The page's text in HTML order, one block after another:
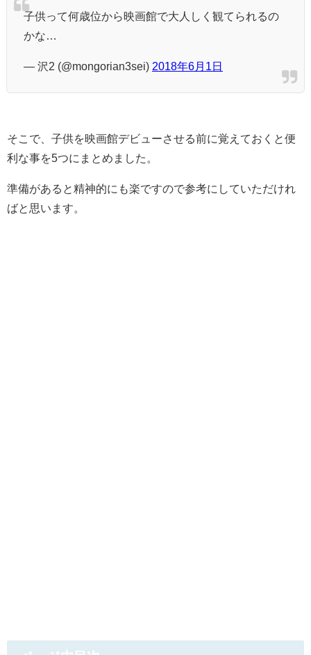
子供って何歳位から映画館で大人しく観てられるの
かな…
— 沢2 (@mongorian3sei) 2018年6月1日
そこで、子供を映画館デビューさせる前に覚えておくと便
利な事を5つにまとめました。
準備があると精神的にも楽ですので参考にしていただけれ
ばと思います。